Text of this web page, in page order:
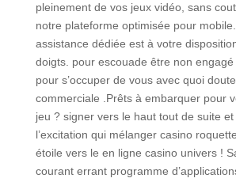
pleinement de vos jeux vidéo, sans
notre plateforme optimisée pour
assistance dédiée est à votre
doigts. pour escouade être non
pour s’occuper de vous avec quoi
commerciale .Prêts à embarquer pour
jeu ? signer vers le haut tout de suite
l’excitation qui mélanger casino
étoile vers le en ligne casino univers !
courant errant programme